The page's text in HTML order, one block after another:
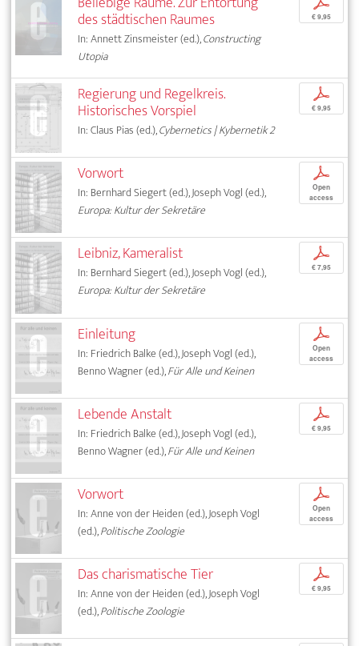
des städtischen Raumes
In: Annett Zinsmeister (ed.),Constructing
Utopia
€ 9,95
Regierung und Regelkreis.
Historisches Vorspiel
In: Claus Pias (ed.),Cybernetics | Kybernetik 2
p
€ 9,95
Vorwort
In: Bernhard Siegert (ed.), Joseph Vogl (ed.),
Europa: Kultur der Sekretäre
p
Open
access
Leibniz, Kameralist
In: Bernhard Siegert (ed.), Joseph Vogl (ed.),
Europa: Kultur der Sekretäre
p
€ 7,95
Einleitung
In: Friedrich Balke (ed.), Joseph Vogl (ed.),
Benno Wagner (ed.),Für Alle und Keinen
p
Open
access
Lebende Anstalt
In: Friedrich Balke (ed.), Joseph Vogl (ed.),
Benno Wagner (ed.),Für Alle und Keinen
p
€ 9,95
Vorwort
In: Anne von der Heiden (ed.), Joseph Vogl
(ed.),Politische Zoologie
p
Open
access
Das charismatische Tier
In: Anne von der Heiden (ed.), Joseph Vogl
(ed.),Politische Zoologie
p
€ 9,95